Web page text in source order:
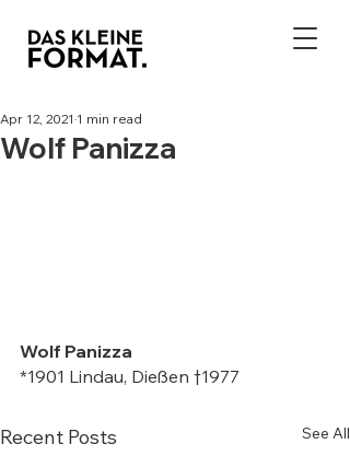
Wolf Panizza
Apr 12, 2021 1 min read
Wolf Panizza
*1901 Lindau, Dießen †1977
Recent Posts See All